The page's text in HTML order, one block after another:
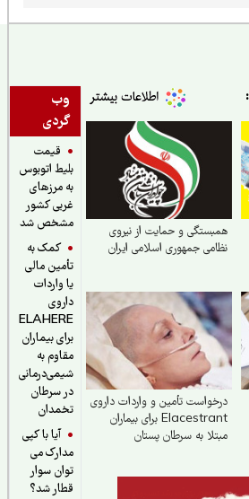
وب
گردی
قیمت
بلیط اتوبوس
به مرزهای
غربی کشور
مشخص شد
کمک به
تأمین مالی
یا واردات
داروی
ELAHERE
برای بیماران
مقاوم به
شیمی‌درمانی
در سرطان
تخمدان
آیا با کپی
مدارک می
توان سوار
قطار شد؟
همبستگی و حمایت از نیروی
نظامی جمهوری اسلامی ایران
درخواست تأمین و واردات داروی
Elacestrant برای بیماران
مبتلا به سرطان پستان